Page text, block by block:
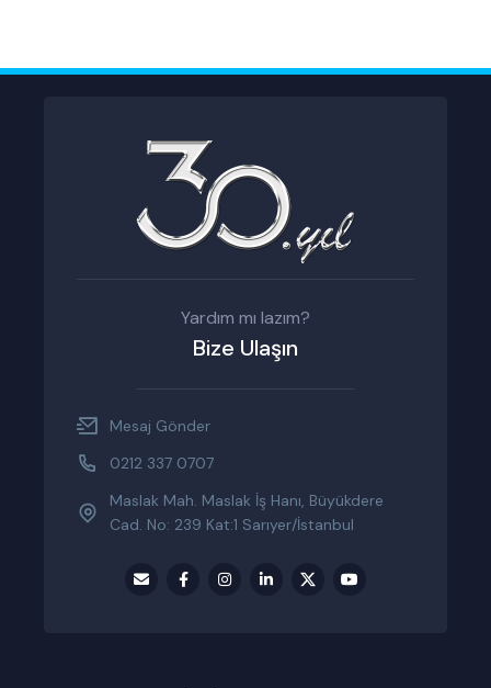
Yardım mı lazım?
Bize Ulaşın
Mesaj Gönder
0212 337 0707
Maslak Mah. Maslak İş Hanı, Büyükdere
Cad. No: 239 Kat:1 Sarıyer/İstanbul